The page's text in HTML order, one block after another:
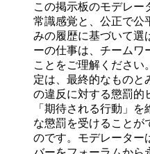
この掲示板のモデレー
常識感覚と、公正で公
みの履歴に基づいて選
ーの仕事は、チームワ
ことをご理解ください
定は、最終的なものと
の違反に対する懲罰的
「期待される行動」
な懲罰を受けることが
のです。モデレーター